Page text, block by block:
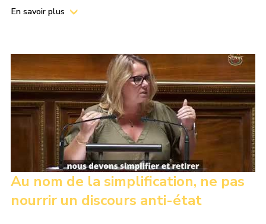
En savoir plus
Au nom de la simplification, ne pas
nourrir un discours anti-état